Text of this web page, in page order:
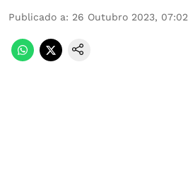
Publicado a: 26 Outubro 2023, 07:02